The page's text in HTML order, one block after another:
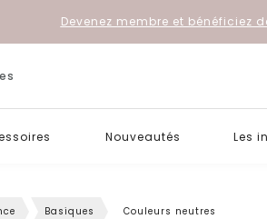
Devenez membre et bénéficiez
Nouveautés Les
Basiques Couleurs neutres